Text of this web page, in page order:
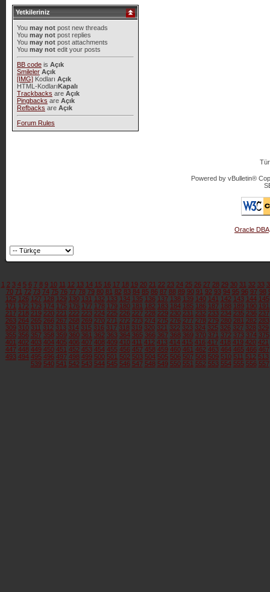
Yetkileriniz
You may notpost new threads
You may notpost replies
You may notpost attachments
You may notedit your posts
BB codeis Açık
Smileler Açık
[IMG]Kodları Açık
HTML-KodlarıKapalı
Trackbacks are Açık
Pingbacks are Açık
Refbacks are Açık
Forum Rules
Powered by vBulletin®
Oracle DBA
1 2 3 4 5 6 7 8 9 10 11 12 13 14 15 16 17 18 19 20 21 22 23 24 25 26 27 28 29 30 31 32 33
70 71 72 73 74 75 76 77 78 79 80 81 82 83 84 85 86 87 88 89 90 91 92 93 94 95 96 97 98
125 126 127 128 129 130 131 132 133 134 135 136 137 138 139 140 141 142 143 144 145
171 172 173 174 175 176 177 178 179 180 181 182 183 184 185 186 187 188 189 190 191
217 218 219 220 221 222 223 224 225 226 227 228 229 230 231 232 233 234 235 236 237
263 264 265 266 267 268 269 270 271 272 273 274 275 276 277 278 279 280 281 282 283
309 310 311 312 313 314 315 316 317 318 319 320 321 322 323 324 325 326 327 328 329
355 356 357 358 359 360 361 362 363 364 365 366 367 368 369 370 371 372 373 374 375
401 402 403 404 405 406 407 408 409 410 411 412 413 414 415 416 417 418 419 420 421
447 448 449 450 451 452 453 454 455 456 457 458 459 460 461 462 463 464 465 466 467
493 494 495 496 497 498 499 500 501 502 503 504 505 506 507 508 509 510 511 512 513
539 540 541 542 543 544 545 546 547 548 549 550 551 552 553 554 555 556 557